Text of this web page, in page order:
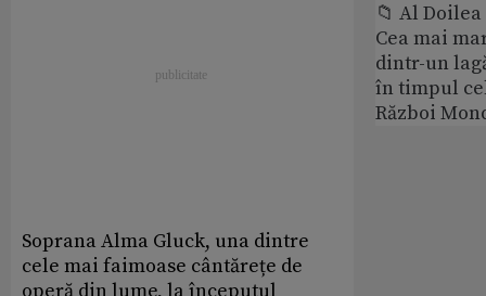
Soprana Alma Gluck, una dintre
cele mai faimoase cântărețe de
📁 Al
Cea mai
dintr-un
în timpul
Război